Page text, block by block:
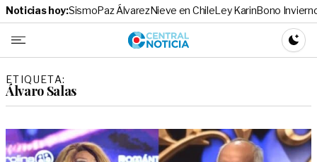
Noticias hoy:SismoPaz ÁlvarezNieve en ChileLey KarinBono
Central
ETIQUETA:
Álvaro Salas